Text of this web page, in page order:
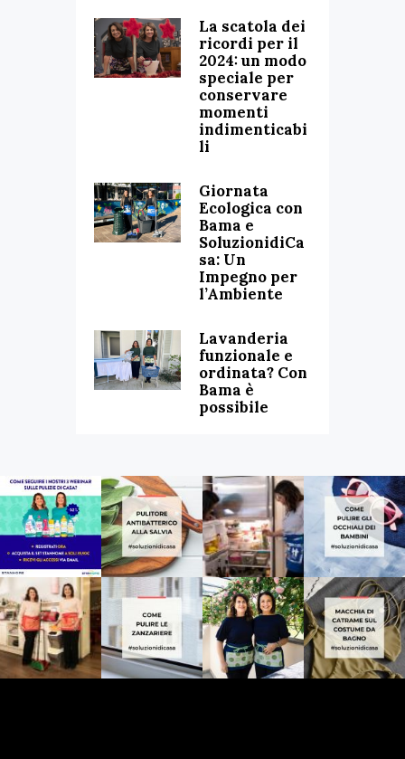
La scatola dei
ricordi per il
2024: un modo
speciale per
conservare
momenti
indimenticabi
li
Giornata
Ecologica con
Bama e
SoluzionidiCa
sa: Un
Impegno per
l’Ambiente
Lavanderia
funzionale e
ordinata? Con
Bama è
possibile